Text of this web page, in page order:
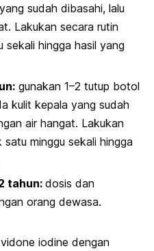
sudah dibasahi, lalu
Lakukan secara rutin
sekali hingga hasil yang
gunakan 1–2 tutup botol
kulit kepala yang sudah
air hangat. Lakukan
minggu sekali hingga
tahun: dosis dan
orang dewasa.
iodine dengan